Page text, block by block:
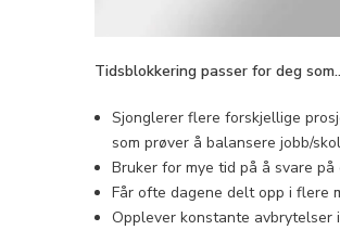
Tidsblokkering passer for deg
Sjonglerer flere forskjellige
som prøver å balansere jobb/
Bruker for mye tid på å svare
Får ofte dagene delt opp i flere
Opplever konstante avbrytelser